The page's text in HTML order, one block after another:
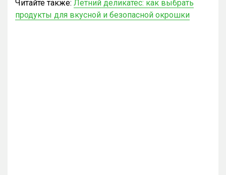
Читайте также: Летний деликатес: как выбрать
продукты для вкусной и безопасной окрошки